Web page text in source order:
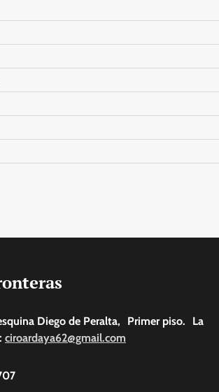
Diego de Peralta, Primer piso. La
ciroardaya62@gmail.com